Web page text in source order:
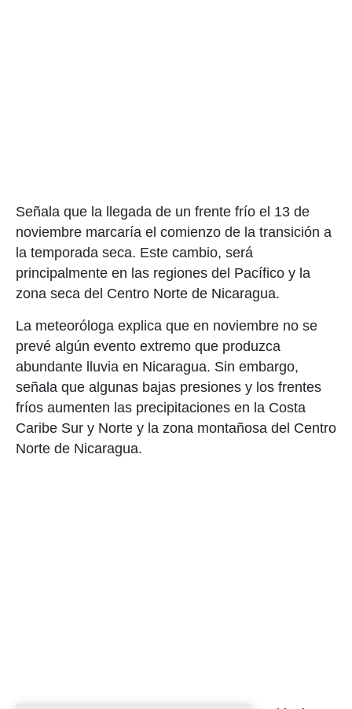
Señala que la llegada de un frente frío el 13 de
noviembre marcaría el comienzo de la transición a
la temporada seca. Este cambio, será
principalmente en las regiones del Pacífico y la
zona seca del Centro Norte de Nicaragua.
La meteoróloga explica que en noviembre no se
prevé algún evento extremo que produzca
abundante lluvia en Nicaragua. Sin embargo,
señala que algunas bajas presiones y los frentes
fríos aumenten las precipitaciones en la Costa
Caribe Sur y Norte y la zona montañosa del Centro
Norte de Nicaragua.